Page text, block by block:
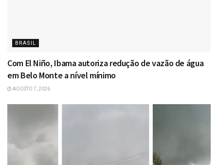
BRASIL
Com El Niño, Ibama autoriza redução de vazão de água
em Belo Monte a nível mínimo
AGOSTO 7, 2026